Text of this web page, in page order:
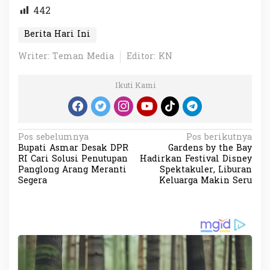
442
Berita Hari Ini
Writer: Teman Media
Editor: KN
Ikuti Kami
N
a
v
s
Pos sebelumnya
Bupati Asmar Desak DPR
RI Cari Solusi Penutupan
Panglong Arang Meranti
Segera
Pos berikutnya
Gardens by the Bay
Hadirkan Festival Disney
Spektakuler, Liburan
Keluarga Makin Seru